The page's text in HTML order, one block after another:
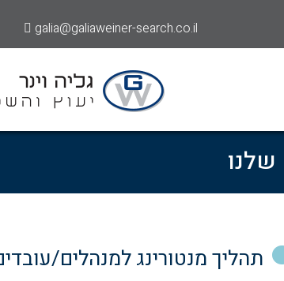
galia@galiaweiner-search.co.il
תהליך מנטורינג למנהלים/